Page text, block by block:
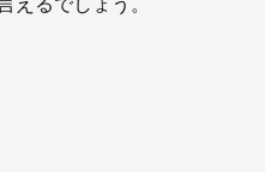
えるでしょう。